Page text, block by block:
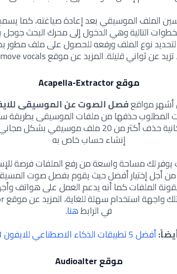
الملف الموسيقي بعد إعادة صياغته، كما
التالية وهي الدخول إلى محرك البحث جوجل
عن ثواني قليلة. المزيد عنموقع
موقع Acapella-Extractor
أشهر مواقعفصل الصوت عن الموسيقى
المطلوب حذفها من ملفات الموسيقى بطريقة
كما أنه يتميز بإمكانية حذف أكثر من 20 ملف
إنشاء حساب خاص به
يوفر لك مساحة واسعة من رفع الملفات فرصة
من أجل إختيار أفضل حيث يقوم بفصل صوت
واجهة استخدام سهلة للغاية، المزيد عنموقع
في الرابطهنا.
أفضل 5 تطبيقات الذكاء الاصطناعي للايفون 2023
موقعAudioalter